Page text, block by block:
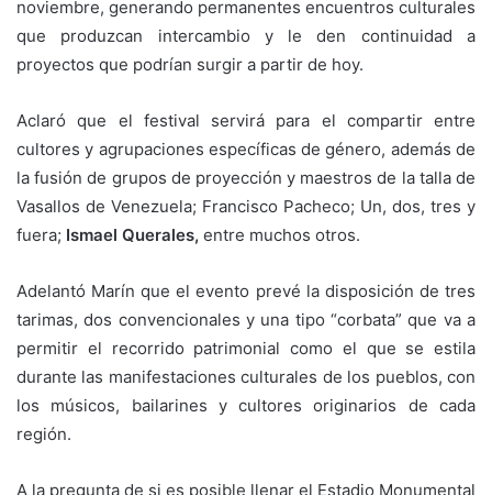
noviembre, generando permanentes encuentros culturales
que produzcan intercambio y le den continuidad a
proyectos que podrían surgir a partir de hoy.
Aclaró que el festival servirá para el compartir entre
cultores y agrupaciones específicas de género, además de
la fusión de grupos de proyección y maestros de la talla de
Vasallos de Venezuela; Francisco Pacheco; Un, dos, tres y
fuera; Ismael Querales, entre muchos otros.
Adelantó Marín que el evento prevé la disposición de tres
tarimas, dos convencionales y una tipo “corbata” que va a
permitir el recorrido patrimonial como el que se estila
durante las manifestaciones culturales de los pueblos, con
los músicos, bailarines y cultores originarios de cada
región.
A la pregunta de si es posible llenar el Estadio Monumental